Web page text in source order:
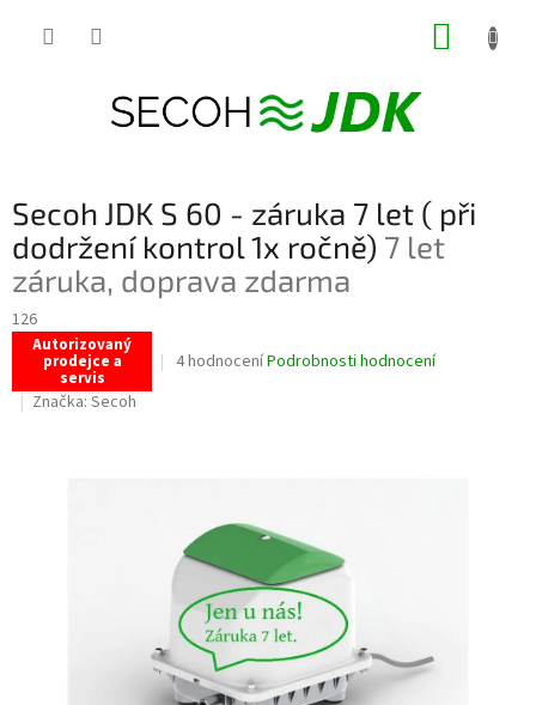
Secoh JDK S 60 - záruka 7 let ( při
dodržení kontrol 1x ročně) 7 let
záruka, doprava zdarma
126
Autorizovaný
prodejce a
servis
Průměrné
hvězdiček.
4 hodnoceníPodrobnosti hodnocení
Značka: Secoh